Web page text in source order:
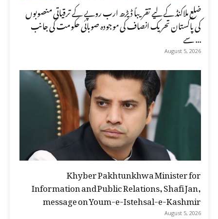
ضلع ملاکنڈ کے لیے تقریباً ڈیڑھ ارب روپے کے ترقیاتی منصوبوں
کی پاکستان تحریک انصاف کی موجودہ صوبائی حکومت کی جانب
سے ...
August 5, 2026
Khyber Pakhtunkhwa Minister for
Information and Public Relations, Shafi Jan,
message on Youm-e-Istehsal-e-Kashmir
August 5, 2026